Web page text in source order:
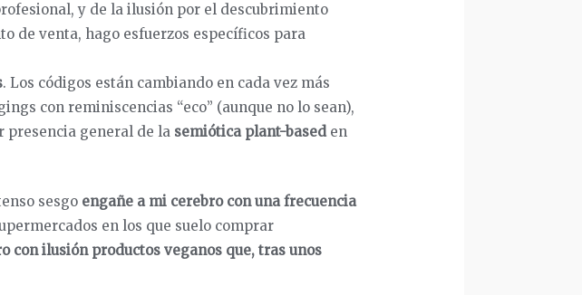
y de la ilusión por el descubrimiento
de venta, hago esfuerzos específicos para
. Los códigos están cambiando en cada vez más
con reminiscencias “eco” (aunque no lo sean),
presencia general de la semiótica plant-baseden
sesgo engañe a mi cerebro con una frecuencia
en los que suelo comprar
con ilusión productos veganos que, tras unos